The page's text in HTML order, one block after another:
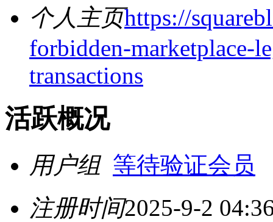
个人主页https://
forbidden-marketplace-
transactions
活跃概况
用户组 等待验证会员
注册时间2025-9-2